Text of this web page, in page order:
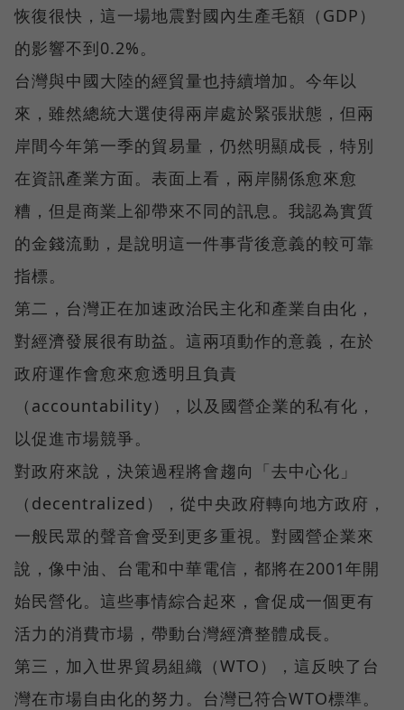
恢復很快，這一場地震對國內生產毛額（GDP）
的影響不到0.2%。
台灣與中國大陸的經貿量也持續增加。今年以
來，雖然總統大選使得兩岸處於緊張狀態，但兩
岸間今年第一季的貿易量，仍然明顯成長，特別
在資訊產業方面。表面上看，兩岸關係愈來愈
糟，但是商業上卻帶來不同的訊息。我認為實質
的金錢流動，是說明這一件事背後意義的較可靠
指標。
第二，台灣正在加速政治民主化和產業自由化，
對經濟發展很有助益。這兩項動作的意義，在於
政府運作會愈來愈透明且負責
（accountability），以及國營企業的私有化，
以促進市場競爭。
對政府來說，決策過程將會趨向「去中心化」
（decentralized），從中央政府轉向地方政府，
一般民眾的聲音會受到更多重視。對國營企業來
說，像中油、台電和中華電信，都將在2001年開
始民營化。這些事情綜合起來，會促成一個更有
活力的消費市場，帶動台灣經濟整體成長。
第三，加入世界貿易組織（WTO），這反映了台
灣在市場自由化的努力。台灣已符合WTO標準。